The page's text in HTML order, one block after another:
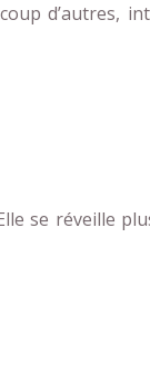
d’autres,
se réveille